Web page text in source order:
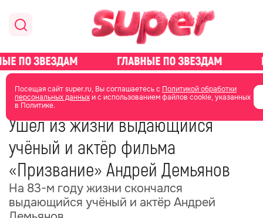
Посещая сайт super.ru, Вы соглашаетесь с Политикой обработки
персональных данныхи с использованием файлов cookie, указанных
в Политике.
главная общество
31 октября 2025
Ушёл из жизни выдающийся
учёный и актёр фильма
«Призвание» Андрей Демьянов
На 83-м году жизни скончался
выдающийся учёный и актёр Андрей